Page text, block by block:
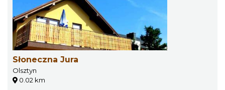
Słoneczna Jura
Olsztyn
0.02 km